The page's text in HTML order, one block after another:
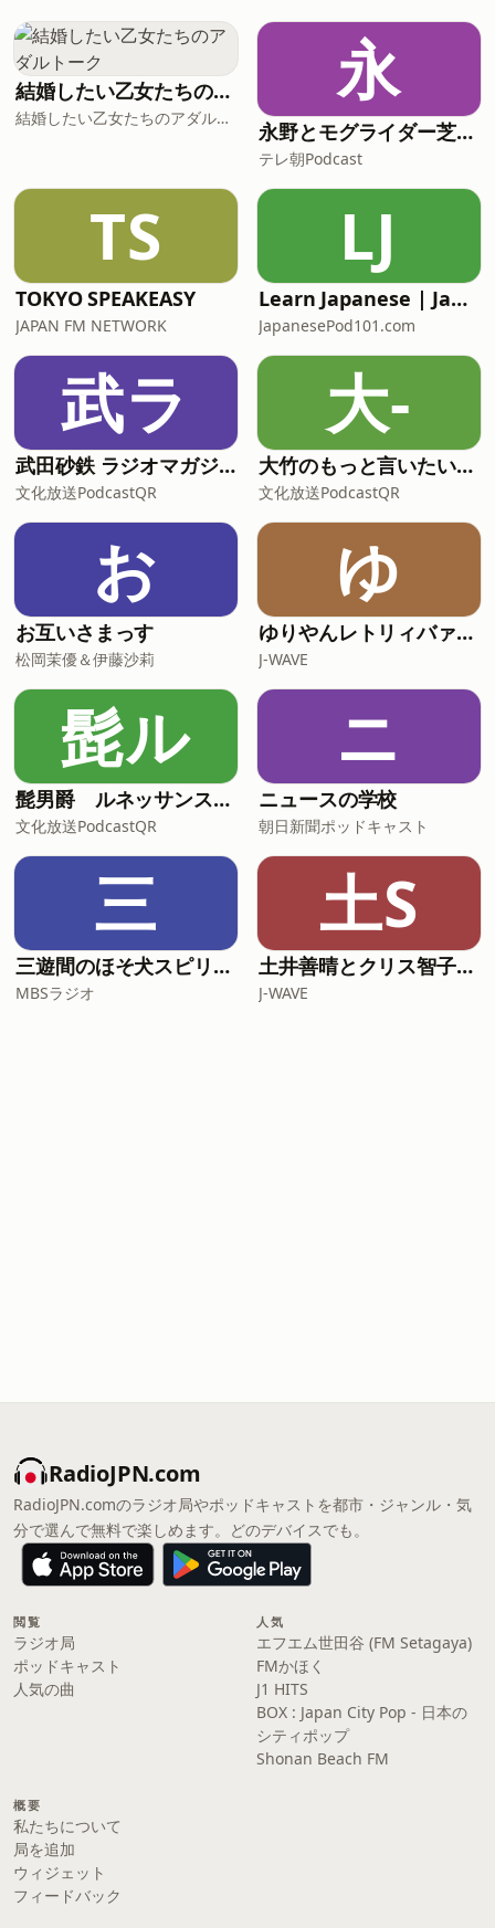
Chosen」魅力12:10-14:20 「The
Chosen」との出会いと現在14:21–
18:48 ボルダリングの面白さ
intro00:44 - 挨拶 02:20 - １日で3万歩歩
いた04:34 - ユニバでハプニング！？信
仰働かせた話ｗ07:30 - 10年以上ぶりに
水泳を再開 / ピラティスと水泳の相性が
良い10:44 - 英検１級受けてみてどうだ
った？自信を持つことについて15:07 -
さみが購入した運動器具16:04 - 牧師の
子どものキャンプに参加して ナイ
トdeライトのエノクさんと人狼した話
19:08 - REALnotFAKEのスタッフを１０
名ほど面
結婚したい乙女たちのアダルトーク
結婚したい乙女たちのアダルトーク
永
永野とモグライダー芝のぐるり遠回り
テレ朝Podcast
TS
TOKYO SPEAKEASY
JAPAN FM NETWORK
LJ
Learn Japanese | JapanesePod101.com (Audio)
JapanesePod101.com
武ラ
武田砂鉄 ラジオマガジン「ラジマガエッセイ」
文化放送PodcastQR
大-
大竹のもっと言いたい放題 - 大竹まこと ゴールデンラジオ！
文化放送PodcastQR
お
お互いさまっす
松岡茉優＆伊藤沙莉
ゆ
ゆりやんレトリィバァの最近どう？
J-WAVE
髭ル
髭男爵 ルネッサンスラジオ
文化放送PodcastQR
ニ
ニュースの学校
朝日新聞ポッドキャスト
三
三遊間のほそ犬スピリッツ
MBSラジオ
土S
土井善晴とクリス智子が料理を哲学するポッドキャスト supported by ZOJIRUSHI
J-WAVE
RadioJPN.com
RadioJPN.comのラジオ局やポッドキャストを都市・ジャンル・気
分で選んで無料で楽しめます。どのデバイスでも。
閲覧
ラジオ局
ポッドキャスト
人気の曲
人気
エフエム世田谷 (FM Setagaya)
FMかほく
J1 HITS
BOX : Japan City Pop - 日本の
シティポップ
Shonan Beach FM
概要
私たちについて
局を追加
ウィジェット
フィードバック